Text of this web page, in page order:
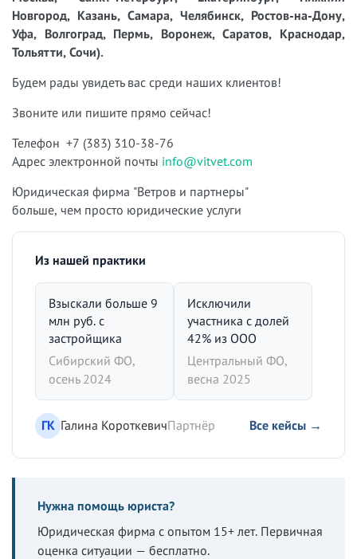
Новгород, Казань, Самара, Челябинск, Ростов-на-Дону,
Уфа, Волгоград, Пермь, Воронеж, Саратов, Краснодар,
Тольятти, Сочи).
Будем рады увидеть вас среди наших клиентов!
Звоните или пишите прямо сейчас!
Телефон +7 (383) 310-38-76
Адрес электронной почты info@vitvet.com
Юридическая фирма "Ветров и партнеры"
больше, чем просто юридические услуги
Из нашей практики
Взыскали больше 9
млн руб. с
застройщика
Сибирский ФО,
осень 2024
Исключили
участника с долей
42% из ООО
Центральный ФО,
весна 2025
ГК Галина КороткевичПартнёр Все кейсы →
Нужна помощь юриста?
Юридическая фирма с опытом 15+ лет. Первичная
оценка ситуации — бесплатно.